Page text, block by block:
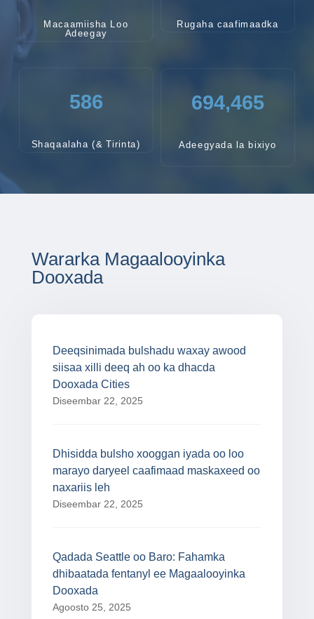
Macaamiisha Loo
Adeegay
Rugaha caafimaadka
586
Shaqaalaha (& Tirinta)
694,465
Adeegyada la bixiyo
Wararka Magaalooyinka
Dooxada
Deeqsinimada bulshadu waxay awood
siisaa xilli deeq ah oo ka dhacda
Dooxada Cities
Diseembar 22, 2025
Dhisidda bulsho xooggan iyada oo loo
marayo daryeel caafimaad maskaxeed oo
naxariis leh
Diseembar 22, 2025
Qadada Seattle oo Baro: Fahamka
dhibaatada fentanyl ee Magaalooyinka
Dooxada
Agoosto 25, 2025